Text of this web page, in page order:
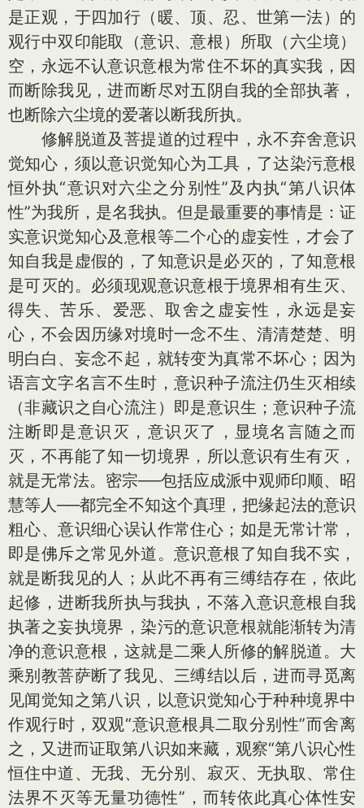
是正观，于四加行（暖、顶、忍、世第一法）的
观行中双印能取（意识、意根）所取（六尘境）
空，永远不认意识意根为常住不坏的真实我，因
而断除我见，进而断尽对五阴自我的全部执著，
也断除六尘境的爱著以断我所执。
修解脱道及菩提道的过程中，永不弃舍意识
觉知心，须以意识觉知心为工具，了达染污意根
恒外执“意识对六尘之分别性”及内执“第八识体
性”为我所，是名我执。但是最重要的事情是：证
实意识觉知心及意根等二个心的虚妄性，才会了
知自我是虚假的，了知意识是必灭的，了知意根
是可灭的。必须现观意识意根于境界相有生灭、
得失、苦乐、爱恶、取舍之虚妄性，永远是妄
心，不会因历缘对境时一念不生、清清楚楚、明
明白白、妄念不起，就转变为真常不坏心；因为
语言文字名言不生时，意识种子流注仍生灭相续
（非藏识之自心流注）即是意识生；意识种子流
注断即是意识灭，意识灭了，显境名言随之而
灭，不再能了知一切境界，所以意识有生有灭，
就是无常法。密宗──包括应成派中观师印顺、昭
慧等人──都完全不知这个真理，把缘起法的意识
粗心、意识细心误认作常住心；如是无常计常，
即是佛斥之常见外道。意识意根了知自我不实，
就是断我见的人；从此不再有三缚结存在，依此
起修，进断我所执与我执，不落入意识意根自我
执著之妄执境界，染污的意识意根就能渐转为清
净的意识意根，这就是二乘人所修的解脱道。大
乘别教菩萨断了我见、三缚结以后，进而寻觅离
见闻觉知之第八识，以意识觉知心于种种境界中
作观行时，双观“意识意根具二取分别性”而舍离
之，又进而证取第八识如来藏，观察“第八识心性
恒住中道、无我、无分别、寂灭、无执取、常住
法界不灭等无量功德性”，而转依此真心体性安